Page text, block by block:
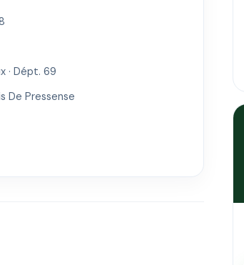
· Dépt. 69
De Pressense